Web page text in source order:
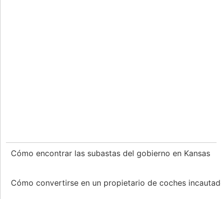
Cómo encontrar las subastas del gobierno en Kansas
Cómo convertirse en un propietario de coches